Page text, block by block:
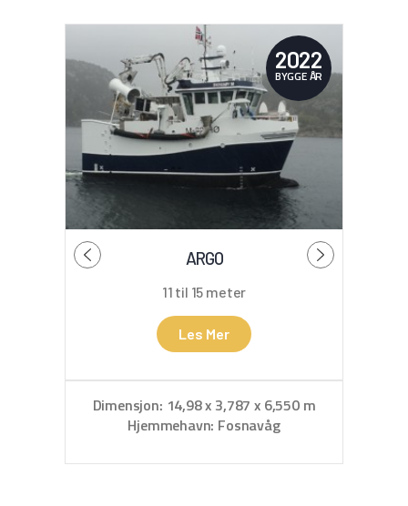
2022
BYGGE ÅR
ARGO
11 til 15 meter
Les Mer
Dimensjon: 14,98 x 3,787 x 6,550 m
Hjemmehavn: Fosnavåg